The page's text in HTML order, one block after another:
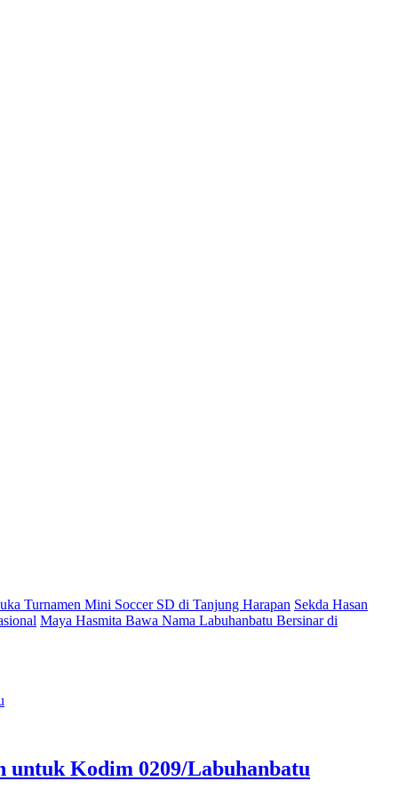
Turnamen Mini Soccer SD di Tanjung Harapan Sekda Hasan
Maya Hasmita Bawa Nama Labuhanbatu Bersinar di
Kodim 0209/Labuhanbatu